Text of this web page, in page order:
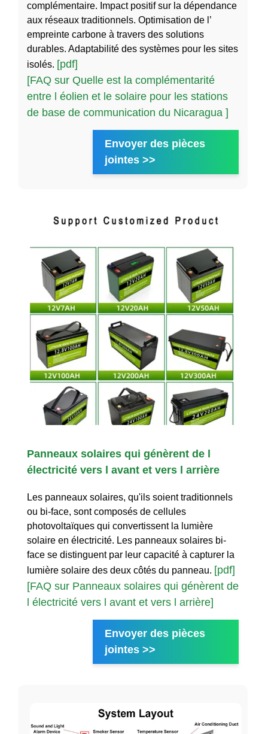
complémentaire. Impact positif sur la dépendance
aux réseaux traditionnels. Optimisation de l’
empreinte carbone à travers des solutions
durables. Adaptabilité des systèmes pour les sites
isolés. [pdf]
[FAQ sur Quelle est la complémentarité
entre l éolien et le solaire pour les stations
de base de communication du Nicaragua ]
Envoyer des pièces
jointes >>
Panneaux solaires qui génèrent de l
électricité vers l avant et vers l arrière
Les panneaux solaires, qu'ils soient traditionnels
ou bi-face, sont composés de cellules
photovoltaïques qui convertissent la lumière
solaire en électricité. Les panneaux solaires bi-
face se distinguent par leur capacité à capturer la
lumière solaire des deux côtés du panneau. [pdf]
[FAQ sur Panneaux solaires qui génèrent de
l électricité vers l avant et vers l arrière]
Envoyer des pièces
jointes >>